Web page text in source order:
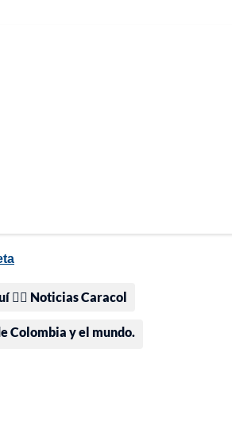
👉🏻 Noticias Caracol
Colombia y el mundo.